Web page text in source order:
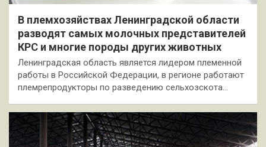
В племхозяйствах Ленинградской области
разводят самых молочных представителей
КРС и многие породы других животных
Ленинградская область является лидером племенной
работы в Российской Федерации, в регионе работают
племрепродукторы по разведению сельхозскота…